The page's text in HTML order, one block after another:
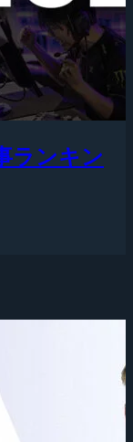
ランキン